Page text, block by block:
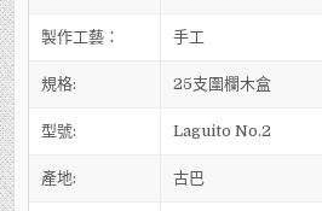
製作工藝： 手工
規格: 25支圍欄木盒
型號: Laguito No.2
產地: 古巴